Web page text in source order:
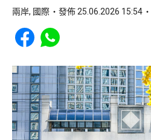
兩岸, 國際 發佈 25.06.2026 15:54
Share to Facebook
Share to WhatsApp